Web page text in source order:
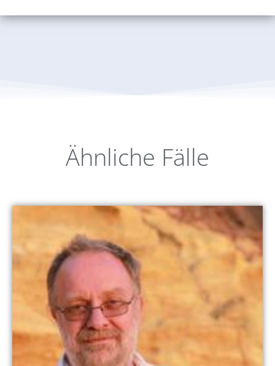
Ähnliche Fälle